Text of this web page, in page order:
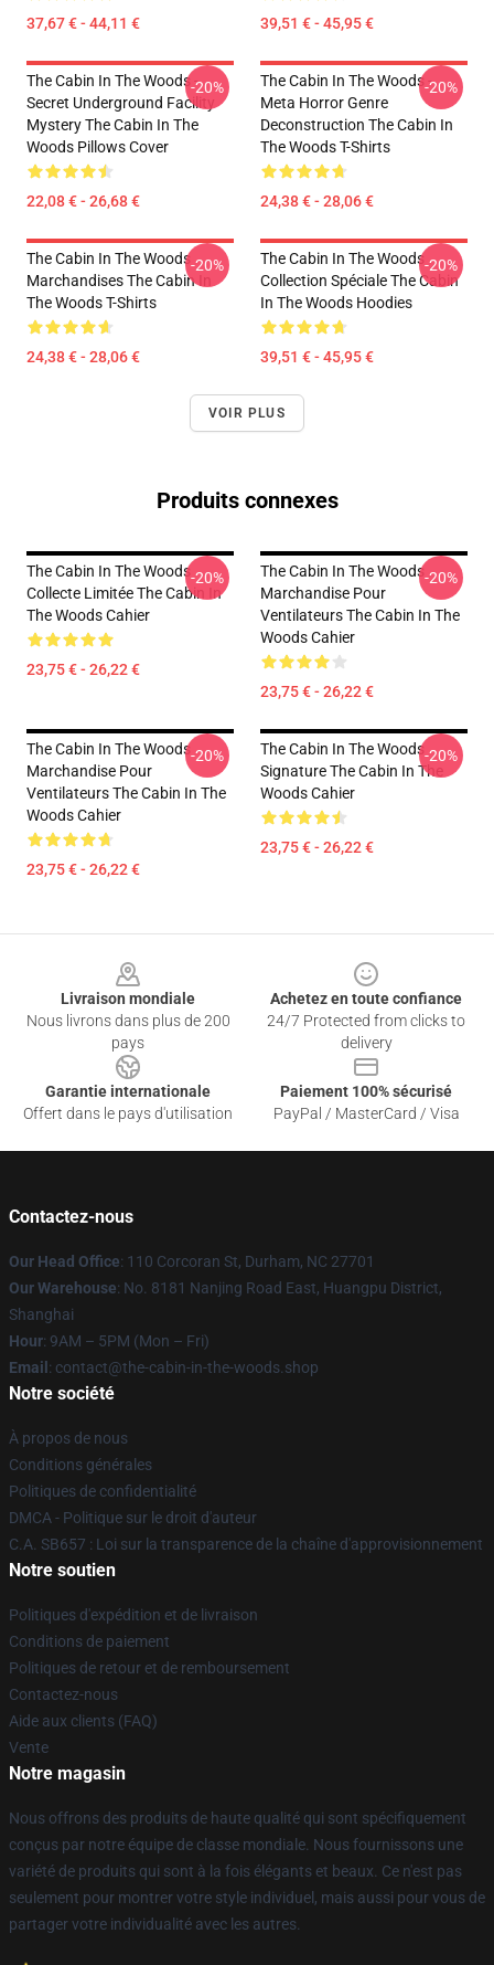
37,67 € - 44,11 € 39,51 € - 45,95 €
The Cabin In The Woods -
Secret Underground Facility
Mystery The Cabin In The
Woods Pillows Cover
22,08 € - 26,68 €
-20%
The Cabin In The Woods -
Meta Horror Genre
Deconstruction The Cabin In
The Woods T-Shirts
24,38 € - 28,06 €
-20%
The Cabin In The Woods
Marchandises The Cabin In
The Woods T-Shirts
24,38 € - 28,06 €
-20%
The Cabin In The Woods
Collection Spéciale The Cabin
In The Woods Hoodies
39,51 € - 45,95 €
-20%
VOIR PLUS
Produits connexes
The Cabin In The Woods
Collecte Limitée The Cabin In
The Woods Cahier
23,75 € - 26,22 €
-20%
The Cabin In The Woods
Marchandise Pour
Ventilateurs The Cabin In The
Woods Cahier
23,75 € - 26,22 €
-20%
The Cabin In The Woods
Marchandise Pour
Ventilateurs The Cabin In The
Woods Cahier
23,75 € - 26,22 €
-20%
The Cabin In The Woods
Signature The Cabin In The
Woods Cahier
23,75 € - 26,22 €
-20%
Livraison mondiale
Nous livrons dans plus de 200
pays
Achetez en toute confiance
24/7 Protected from clicks to
delivery
Garantie internationale
Offert dans le pays d'utilisation
Paiement 100% sécurisé
PayPal / MasterCard / Visa
Contactez-nous
Our Head Office: 110 Corcoran St, Durham, NC 27701
Our Warehouse: No. 8181 Nanjing Road East, Huangpu District,
Shanghai
Hour: 9AM – 5PM (Mon – Fri)
Email : contact@the-cabin-in-the-woods.shop
Notre société
À propos de nous
Conditions générales
Politiques de confidentialité
DMCA - Politique sur le droit d'auteur
C.A. SB657 : Loi sur la transparence de la chaîne d'approvisionnement
Notre soutien
Politiques d'expédition et de livraison
Conditions de paiement
Politiques de retour et de remboursement
Contactez-nous
Aide aux clients (FAQ)
Vente
Notre magasin
Nous offrons des produits de haute qualité qui sont spécifiquement
conçus par notre équipe de classe mondiale. Nous fournissons une
variété de produits qui sont à la fois élégants et beaux. Ce n'est pas
seulement pour montrer votre style individuel, mais aussi pour vous de
partager votre individualité avec les autres.